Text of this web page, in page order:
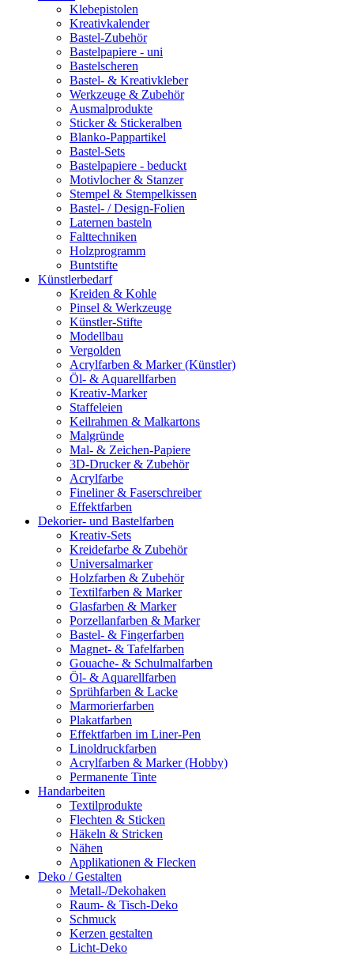
Klebepistolen
Kreativkalender
Bastel-Zubehör
Bastelpapiere - uni
Bastelscheren
Bastel- & Kreativkleber
Werkzeuge & Zubehör
Ausmalprodukte
Sticker & Stickeralben
Blanko-Pappartikel
Bastel-Sets
Bastelpapiere - beduckt
Motivlocher & Stanzer
Stempel & Stempelkissen
Bastel- / Design-Folien
Laternen basteln
Falttechniken
Holzprogramm
Buntstifte
Künstlerbedarf
Kreiden & Kohle
Pinsel & Werkzeuge
Künstler-Stifte
Modellbau
Vergolden
Acrylfarben & Marker (Künstler)
Öl- & Aquarellfarben
Kreativ-Marker
Staffeleien
Keilrahmen & Malkartons
Malgründe
Mal- & Zeichen-Papiere
3D-Drucker & Zubehör
Acrylfarbe
Fineliner & Faserschreiber
Effektfarben
Dekorier- und Bastelfarben
Kreativ-Sets
Kreidefarbe & Zubehör
Universalmarker
Holzfarben & Zubehör
Textilfarben & Marker
Glasfarben & Marker
Porzellanfarben & Marker
Bastel- & Fingerfarben
Magnet- & Tafelfarben
Gouache- & Schulmalfarben
Öl- & Aquarellfarben
Sprühfarben & Lacke
Marmorierfarben
Plakatfarben
Effektfarben im Liner-Pen
Linoldruckfarben
Acrylfarben & Marker (Hobby)
Permanente Tinte
Handarbeiten
Textilprodukte
Flechten & Sticken
Häkeln & Stricken
Nähen
Applikationen & Flecken
Deko / Gestalten
Metall-/Dekohaken
Raum- & Tisch-Deko
Schmuck
Kerzen gestalten
Licht-Deko